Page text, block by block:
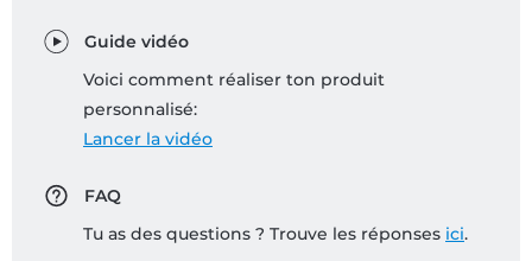
Guide vidéo
Voici comment réaliser ton produit
personnalisé:
Lancer la vidéo
FAQ
Tu as des questions ? Trouve les réponses ici.